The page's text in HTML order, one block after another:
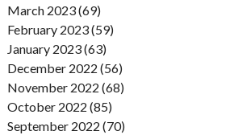
March 2023 (69)
February 2023 (59)
January 2023 (63)
December 2022 (56)
November 2022 (68)
October 2022 (85)
September 2022 (70)